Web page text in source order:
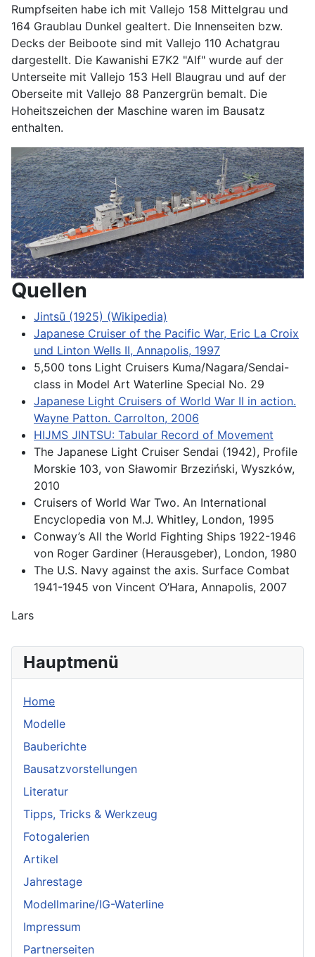
Hauptmenü
Home
Modelle
Bauberichte
Bausatzvorstellungen
Literatur
Tipps, Tricks & Werkzeug
Fotogalerien
Artikel
Jahrestage
Modellmarine/IG-Waterline
Impressum
Partnerseiten
Rumpfseiten habe ich mit Vallejo 158 Mittelgrau und
164 Graublau Dunkel gealtert. Die Innenseiten bzw.
Decks der Beiboote sind mit Vallejo 110 Achatgrau
dargestellt. Die Kawanishi E7K2 "Alf" wurde auf der
Unterseite mit Vallejo 153 Hell Blaugrau und auf der
Oberseite mit Vallejo 88 Panzergrün bemalt. Die
Hoheitszeichen der Maschine waren im Bausatz
enthalten.
Quellen
Jintsū (1925) (Wikipedia)
Japanese Cruiser of the Pacific War, Eric La Croix
und Linton Wells II, Annapolis, 1997
5,500 tons Light Cruisers Kuma/Nagara/Sendai-
class in Model Art Waterline Special No. 29
Japanese Light Cruisers of World War II in action.
Wayne Patton. Carrolton, 2006
HIJMS JINTSU: Tabular Record of Movement
The Japanese Light Cruiser Sendai (1942), Profile
Morskie 103, von Sławomir Brzeziński, Wyszków,
2010
Cruisers of World War Two. An International
Encyclopedia von M.J. Whitley, London, 1995
Conway’s All the World Fighting Ships 1922-1946
von Roger Gardiner (Herausgeber), London, 1980
The U.S. Navy against the axis. Surface Combat
1941-1945 von Vincent O’Hara, Annapolis, 2007
Lars